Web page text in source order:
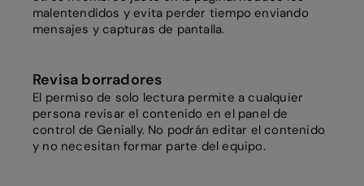
malentendidos y evita perder tiempo enviando
mensajes y capturas de pantalla.
Revisa borradores
El permiso de solo lectura permite a cualquier
persona revisar el contenido en el panel de
control de Genially. No podrán editar el contenido
y no necesitan formar parte del equipo.